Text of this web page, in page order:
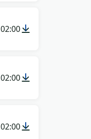
02:00
02:00
02:00